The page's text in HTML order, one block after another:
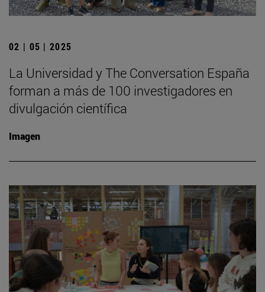
02 | 05 | 2025
La Universidad y The Conversation España
forman a más de 100 investigadores en
divulgación científica
Imagen